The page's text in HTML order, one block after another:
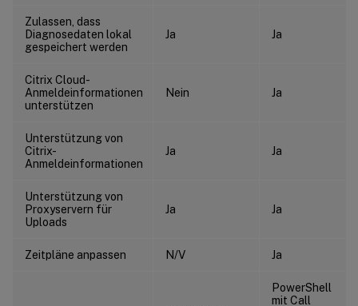
Zulassen, dass
Diagnosedaten lokal
gespeichert werden
Ja Ja
Citrix Cloud-
Anmeldeinformationen
unterstützen
Nein Ja
Unterstützung von
Citrix-
Anmeldeinformationen
Ja Ja
Unterstützung von
Proxyservern für
Uploads
Ja Ja
Zeitpläne anpassen N/V Ja
PowerShell
mit Call